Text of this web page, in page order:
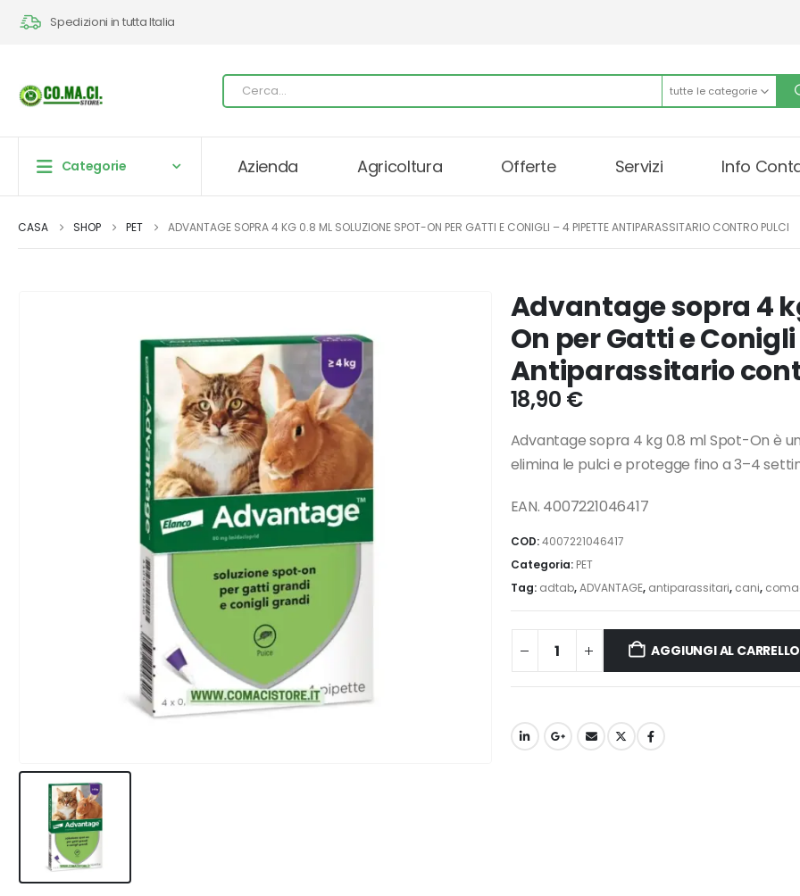
Spedizioni in tutta Italia
tutte le categorie
Categorie Azienda Agricoltura Offerte Servizi Info
CASA SHOP PET ADVANTAGE SOPRA 4 KG 0.8 ML SOLUZIONE SPOT-ON PER GATTI E CONIGLI – 4 PIPETTE ANTIPARASSITARIO CONTRO PULCI
Advantage sopra 4
On per Gatti e
Antiparassitario
18,90 €
Advantage sopra 4 kg 0.8 ml Spot-On è
elimina le pulci e protegge fino a 3–4
EAN. 4007221046417
COD:4007221046417
Categoria: PET
Tag: adtab,ADVANTAGE, antiparassitari, cani,
AGGIUNGI AL CARRELLO